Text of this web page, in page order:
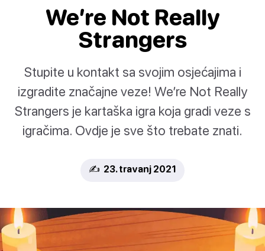
We’re Not Really
Strangers
Stupite u kontakt sa svojim osjećajima i
izgradite značajne veze! We’re Not Really
Strangers je kartaška igra koja gradi veze s
igračima. Ovdje je sve što trebate znati.
✍️ 23. travanj 2021